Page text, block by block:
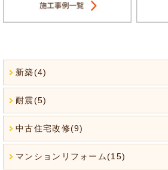
新築(4)
耐震(5)
中古住宅改修(9)
マンションリフォーム(15)